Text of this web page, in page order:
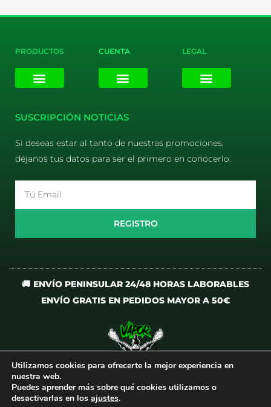
PRODUCTOS CUENTA LEGAL
SUSCRIPCIÓN NOTICIAS
Si deseas estar al tanto de nuestras promociones,
déjanos tus datos para ser el primero en conocerlo.
REGISTRO
🚚 ENVÍO PENINSULAR 24/48 HORAS LABORABLES
ENVÍO GRATIS EN PEDIDOS MAYOR A 50€
n
i
Utilizamos cookies para ofrecerte la mejor experiencia en
nuestra web.
Puedes aprender más sobre qué cookies utilizamos o
desactivarlas en los ajustes.